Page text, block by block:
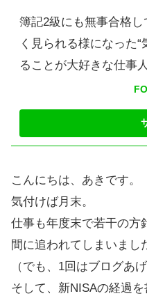
簿記2級にも無事合格
く見られる様になった
ることが大好きな仕事
こんにちは、あきです。
気付けば月末。
仕事も年度末で若干の方
間に追われてしまいまし
（でも、1回はブログあ
そして、新NISAの経過